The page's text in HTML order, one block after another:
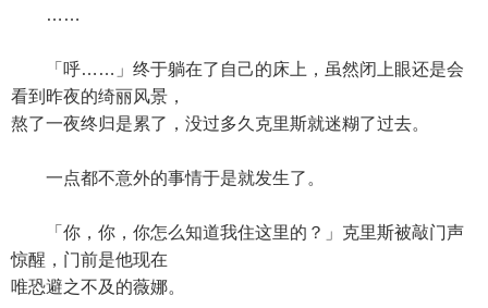
……
「呼……」终于躺在了自己的床上，虽然闭上眼还是会
看到昨夜的绮丽风景，
熬了一夜终归是累了，没过多久克里斯就迷糊了过去。
一点都不意外的事情于是就发生了。
「你，你，你怎么知道我住这里的？」克里斯被敲门声
惊醒，门前是他现在
唯恐避之不及的薇娜。